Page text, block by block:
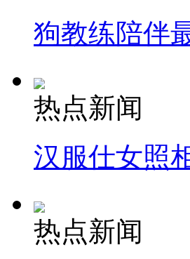
狗教练陪伴
热点新闻
汉服仕女照
热点新闻